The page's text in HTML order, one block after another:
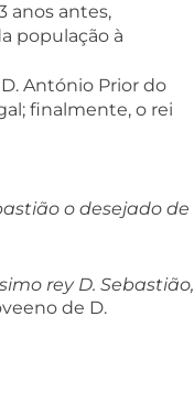
anos antes,
população à
António Prior do
finalmente, o rei
o desejado de
rey D. Sebastião,
de D.